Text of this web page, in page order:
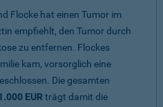
Flocke hat einen Tumor im
empfiehlt, den Tumor durch
zu entfernen. Flockes
kam, vorsorglich eine
Die gesamten
EUR trägt damit die